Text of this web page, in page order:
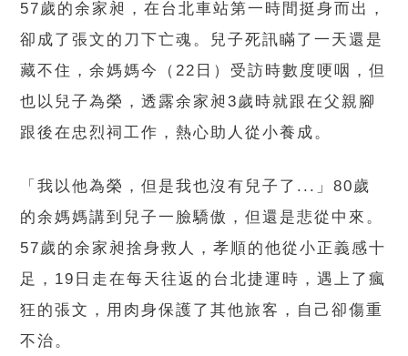
57歲的余家昶，在台北車站第一時間挺身而出，
卻成了張文的刀下亡魂。兒子死訊瞞了一天還是
藏不住，余媽媽今（22日）受訪時數度哽咽，但
也以兒子為榮，透露余家昶3歲時就跟在父親腳
跟後在忠烈祠工作，熱心助人從小養成。
「我以他為榮，但是我也沒有兒子了...」80歲
的余媽媽講到兒子一臉驕傲，但還是悲從中來。
57歲的余家昶捨身救人，孝順的他從小正義感十
足，19日走在每天往返的台北捷運時，遇上了瘋
狂的張文，用肉身保護了其他旅客，自己卻傷重
不治。